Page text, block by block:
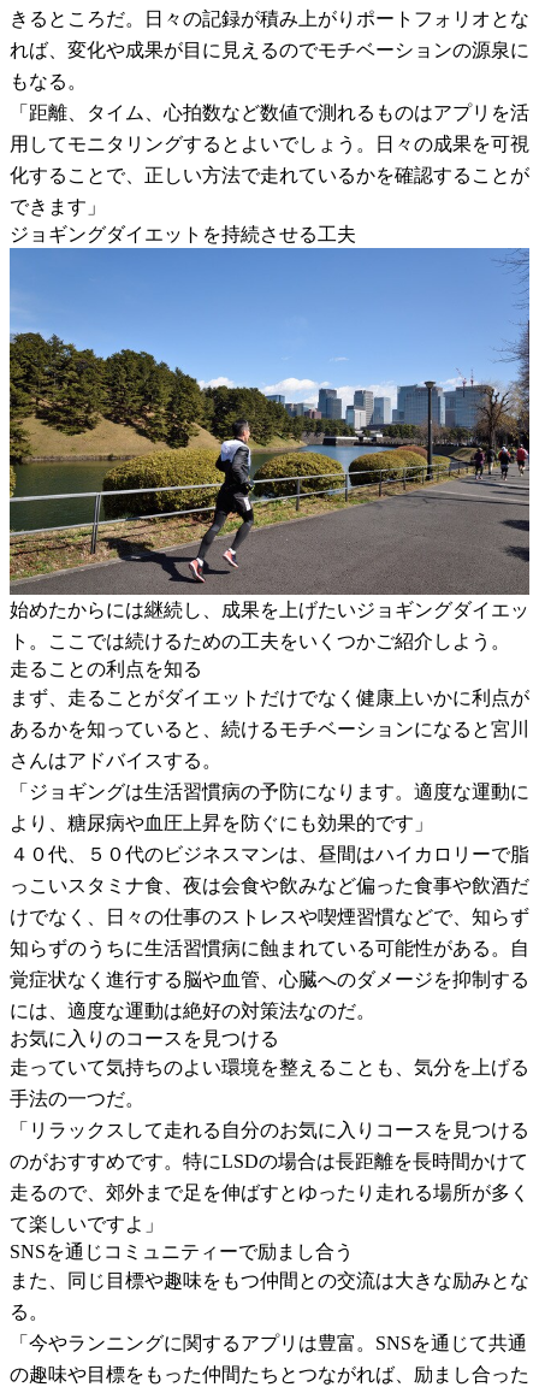
きるところだ。日々の記録が積み上がりポートフォリオとな
れば、変化や成果が目に見えるのでモチベーションの源泉に
もなる。
「距離、タイム、心拍数など数値で測れるものはアプリを活
用してモニタリングするとよいでしょう。日々の成果を可視
化することで、正しい方法で走れているかを確認することが
できます」
ジョギングダイエットを持続させる工夫
始めたからには継続し、成果を上げたいジョギングダイエッ
ト。ここでは続けるための工夫をいくつかご紹介しよう。
走ることの利点を知る
まず、走ることがダイエットだけでなく健康上いかに利点が
あるかを知っていると、続けるモチベーションになると宮川
さんはアドバイスする。
「ジョギングは生活習慣病の予防になります。適度な運動に
より、糖尿病や血圧上昇を防ぐにも効果的です」
４０代、５０代のビジネスマンは、昼間はハイカロリーで脂
っこいスタミナ食、夜は会食や飲みなど偏った食事や飲酒だ
けでなく、日々の仕事のストレスや喫煙習慣などで、知らず
知らずのうちに生活習慣病に蝕まれている可能性がある。自
覚症状なく進行する脳や血管、心臓へのダメージを抑制する
には、適度な運動は絶好の対策法なのだ。
お気に入りのコースを見つける
走っていて気持ちのよい環境を整えることも、気分を上げる
手法の一つだ。
「リラックスして走れる自分のお気に入りコースを見つける
のがおすすめです。特にLSDの場合は長距離を長時間かけて
走るので、郊外まで足を伸ばすとゆったり走れる場所が多く
て楽しいですよ」
SNSを通じコミュニティーで励まし合う
また、同じ目標や趣味をもつ仲間との交流は大きな励みとな
る。
「今やランニングに関するアプリは豊富。SNSを通じて共通
の趣味や目標をもった仲間たちとつながれば、励まし合った